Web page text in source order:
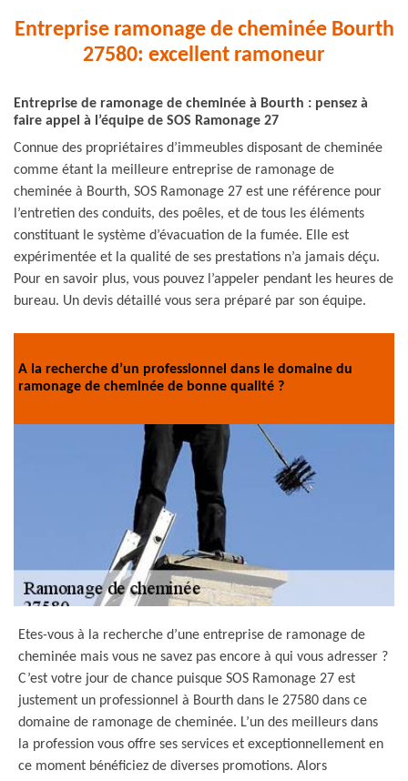
Entreprise ramonage de cheminée Bourth
27580: excellent ramoneur
Entreprise de ramonage de cheminée à Bourth : pensez à
faire appel à l’équipe de SOS Ramonage 27
Connue des propriétaires d’immeubles disposant de cheminée
comme étant la meilleure entreprise de ramonage de
cheminée à Bourth, SOS Ramonage 27 est une référence pour
l’entretien des conduits, des poêles, et de tous les éléments
constituant le système d’évacuation de la fumée. Elle est
expérimentée et la qualité de ses prestations n’a jamais déçu.
Pour en savoir plus, vous pouvez l’appeler pendant les heures de
bureau. Un devis détaillé vous sera préparé par son équipe.
A la recherche d’un professionnel dans le domaine du
ramonage de cheminée de bonne qualité ?
Etes-vous à la recherche d’une entreprise de ramonage de
cheminée mais vous ne savez pas encore à qui vous adresser ?
C’est votre jour de chance puisque SOS Ramonage 27 est
justement un professionnel à Bourth dans le 27580 dans ce
domaine de ramonage de cheminée. L’un des meilleurs dans
la profession vous offre ses services et exceptionnellement en
ce moment bénéficiez de diverses promotions. Alors